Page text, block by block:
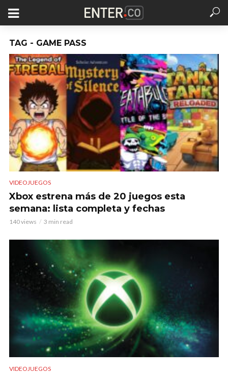
TAG - GAME PASS
VIDEOJUEGOS
Xbox estrena más de 20 juegos esta
semana: lista completa y fechas
140 views 3 min read
VIDEOJUEGOS